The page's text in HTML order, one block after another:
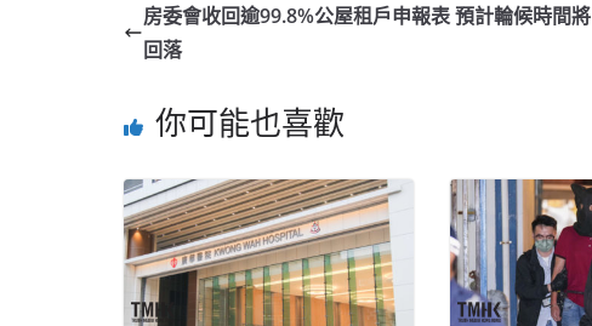
房委會收回逾99.8%公屋租戶申報表 預計輪候時間將
回落
你可能也喜歡